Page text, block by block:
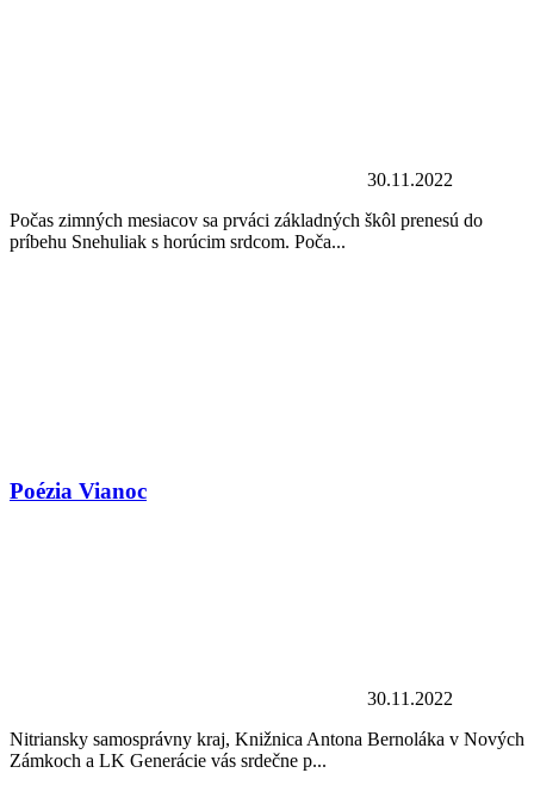
30.11.2022
Počas zimných mesiacov sa prváci základných škôl prenesú do
príbehu Snehuliak s horúcim srdcom. Poča...
Poézia Vianoc
30.11.2022
Nitriansky samosprávny kraj, Knižnica Antona Bernoláka v Nových
Zámkoch a LK Generácie vás srdečne p...